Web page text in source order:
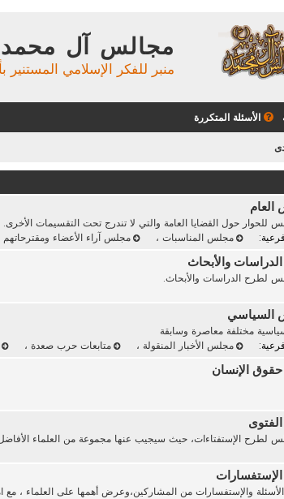
مجالس آل
منبر للفكر الإسلامي المستنير
الأسئلة المتكررة
العام
للحوار حول القضايا العامة والتي لا تندرج تحت التقسيمات الأخرى.
مجلس المناسبات ، مجلس آراء الأعضاء ومقترحاتهم
والأبحاث
لطرح الدراسات والأبحاث.
السياسي
مختلفة معاصرة وسابقة
مجلس الأخبار المنقولة ، متابعات حرب صعدة ،
الإنسان
لطرح الإستفتاءات، حيث سيجيب عنها مجموعة من العلماء
والإستفسارات من المشاركين،وعرض أهمها على العلماء ، مع